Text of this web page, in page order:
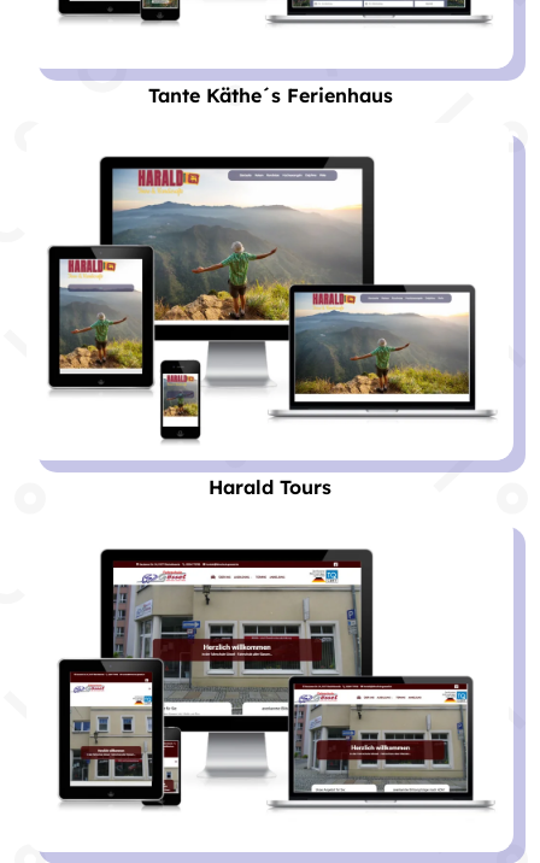
Tante Käthe´s Ferienhaus
Harald Tours